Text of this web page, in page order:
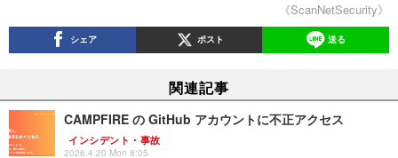
《ScanNetSecurity》
シェア ポスト 送る
関連記事
CAMPFIRE の GitHub アカウントに不正アクセス
インシデント・事故
2026.4.20 Mon 8:05